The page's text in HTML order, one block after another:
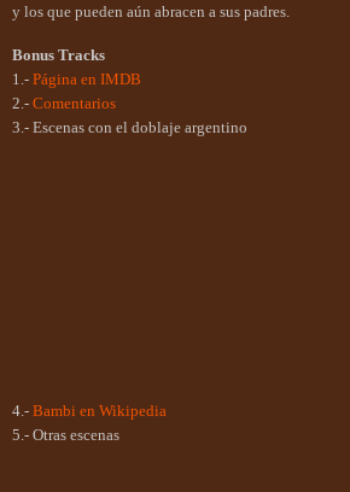
y los que pueden aún abracen a sus padres.
Bonus Tracks
1.- Página en IMDB
2.- Comentarios
3.- Escenas con el doblaje argentino
4.- Bambi en Wikipedia
5.- Otras escenas